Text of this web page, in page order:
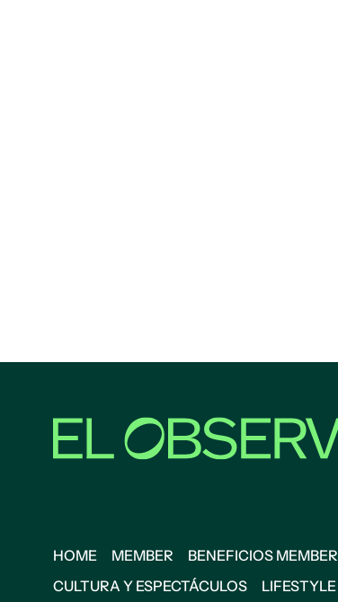
HOME MEMBER BENEFICIOS MEMBER
CULTURA Y ESPECTÁCULOS
LIFESTYLE